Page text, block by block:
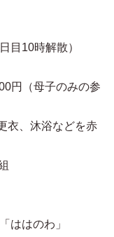
目10時解散）
円（母子のみの参
衣、沐浴などを赤
ははのわ」